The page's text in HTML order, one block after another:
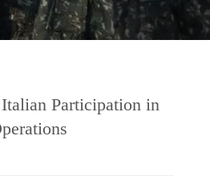
Participation in